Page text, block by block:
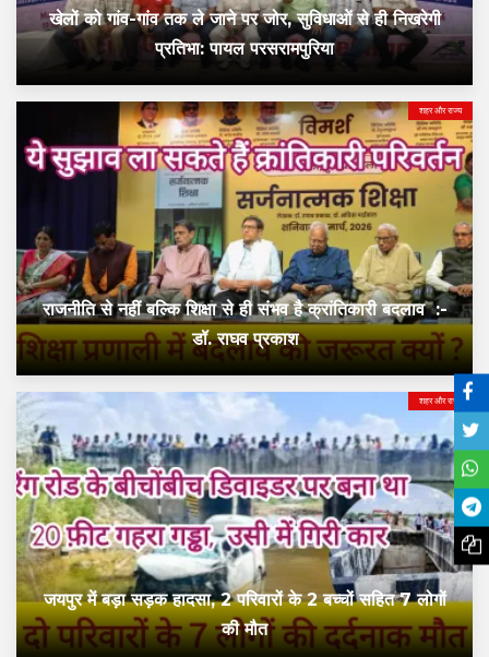
खेलों को गांव-गांव तक ले जाने पर जोर, सुविधाओं से ही निखरेगी
प्रतिभा: पायल परसरामपुरिया
शहर और राज्य
राजनीति से नहीं बल्कि शिक्षा से ही संभव है क्रांतिकारी बदलाव :-
डॉ. राघव प्रकाश
शहर और राज्य
जयपुर में बड़ा सड़क हादसा, 2 परिवारों के 2 बच्चों सहित 7 लोगों
की मौत